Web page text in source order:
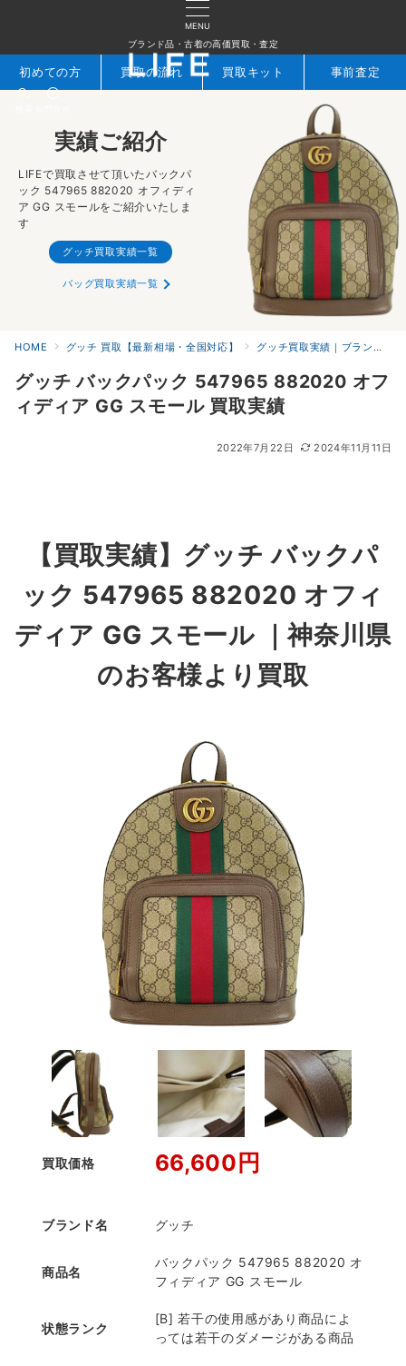
MENU
ブランド品・古着の高価買取・査定
初めての方 買取の流れ 買取キット 事前査定
実績ご紹介
LIFEで買取させて頂いたバックパ
ック 547965 882020 オフィディ
ア GG スモールをご紹介いたしま
す
グッチ買取実績一覧
バッグ買取実績一覧
HOME グッチ 買取【最新相場・全国対応】 グッチ買取実績｜ブランド専門店LIFE
グッチ バックパック 547965 882020 オフ
ィディア GG スモール 買取実績
2022年7月22日 2024年11月11日
【買取実績】グッチ バックパ
ック 547965 882020 オフィ
ディア GG スモール
｜神奈川県
のお客様より買取
買取価格 66,600円
ブランド名 グッチ
商品名
バックパック 547965 882020 オ
フィディア GG スモール
状態ランク
[B] 若干の使用感があり商品によ
っては若干のダメージがある商品